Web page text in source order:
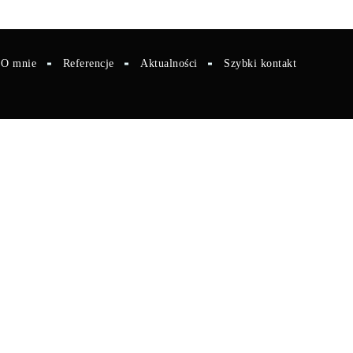
O mnie Referencje Aktualności Szybki kontakt